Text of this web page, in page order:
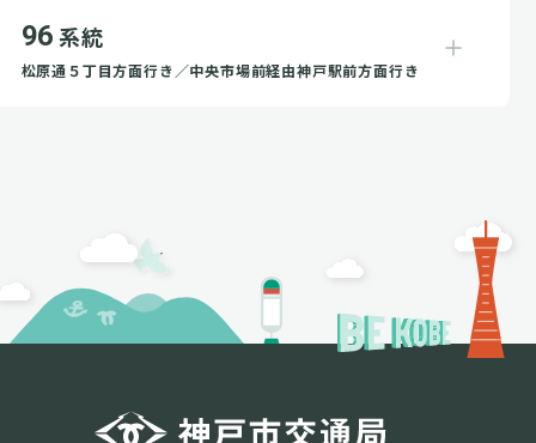
96 系統
松原通５丁目方面行き／中央市場前経由神戸駅前方面行き